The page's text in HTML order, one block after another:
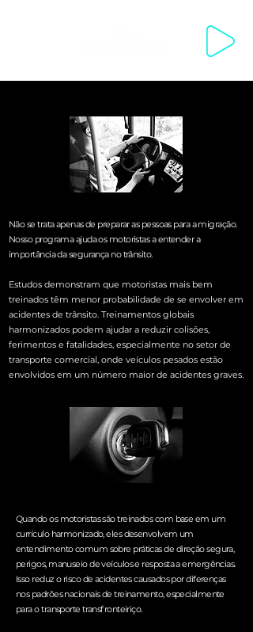
Não se trata apenas de preparar as pessoas para a migração.
Nosso programa ajuda os motoristas a entender a
importância da segurança no trânsito.
Estudos demonstram que motoristas mais bem
treinados têm menor probabilidade de se envolver em
acidentes de trânsito. Treinamentos globais
harmonizados podem ajudar a reduzir colisões,
ferimentos e fatalidades, especialmente no setor de
transporte comercial, onde veículos pesados estão
envolvidos em um número maior de acidentes graves.
Quando os motoristas são treinados com base em um
currículo harmonizado, eles desenvolvem um
entendimento comum sobre práticas de direção segura,
perigos, manuseio de veículos e resposta a emergências.
Isso reduz o risco de acidentes causados por diferenças
nos padrões nacionais de treinamento, especialmente
para o transporte transfronteiriço.